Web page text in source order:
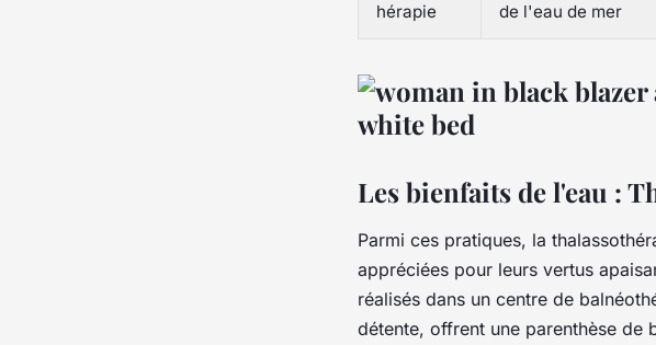
hérapie
de l'eau de mer
Les bienfaits de l'eau :
Parmi ces pratiques, la
appréciées pour leurs vertus
réalisés dans un centre de
détente, offrent une parenthèse de